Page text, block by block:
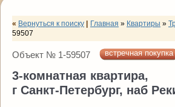
« Вернуться к поиску Главная » Квартиры »
59507
Объект № 1-59507 встречная покупка
3-комнатная квартира,
г Санкт-Петербург, наб